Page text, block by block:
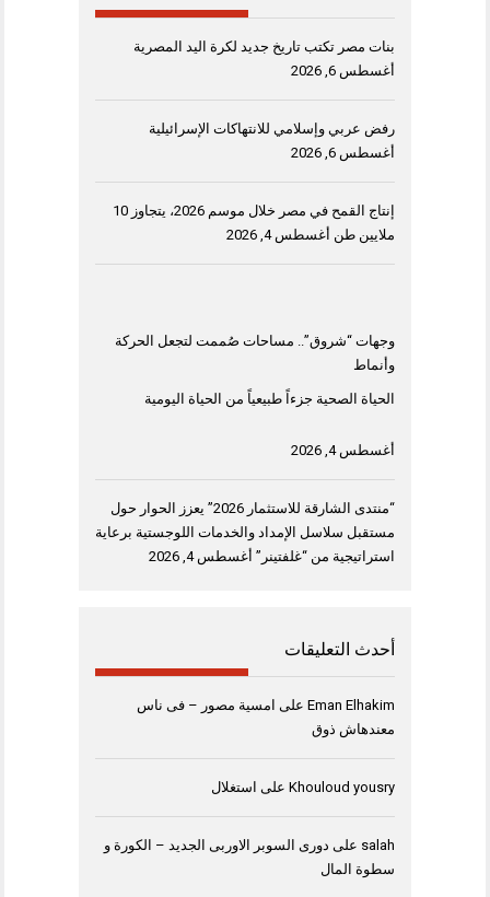
بنات مصر تكتب تاريخ جديد لكرة اليد المصرية
أغسطس 6, 2026
رفض عربي وإسلامي للانتهاكات الإسرائيلية
أغسطس 6, 2026
إنتاج القمح في مصر خلال موسم 2026، يتجاوز 10
ملايين طن أغسطس 4, 2026
وجهات “شروق”.. مساحات صُممت لتجعل الحركة
وأنماط
الحياة الصحية جزءاً طبيعياً من الحياة اليومية
أغسطس 4, 2026
“منتدى الشارقة للاستثمار 2026” يعزز الحوار حول
مستقبل سلاسل الإمداد والخدمات اللوجستية برعاية
استراتيجية من “غلفتينر” أغسطس 4, 2026
أحدث التعليقات
Eman Elhakim على امسية مصور – فى ناس
معندهاش ذوق
Khouloud yousry على استغلال
salah على دورى السوبر الاوربى الجديد – الكورة و
سطوة المال